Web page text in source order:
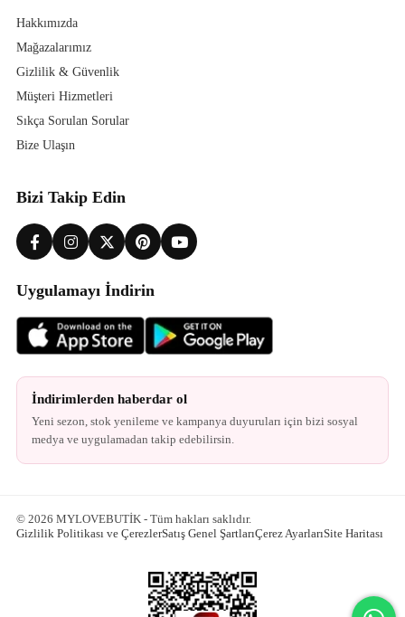
Hakkımızda
Mağazalarımız
Gizlilik & Güvenlik
Müşteri Hizmetleri
Sıkça Sorulan Sorular
Bize Ulaşın
Bizi Takip Edin
Uygulamayı İndirin
İndirimlerden haberdar ol
Yeni sezon, stok yenileme ve kampanya duyuruları için bizi sosyal
medya ve uygulamadan takip edebilirsin.
© 2026 MYLOVEBUTİK - Tüm hakları saklıdır.
Gizlilik Politikası ve ÇerezlerSatış Genel ŞartlarıÇerez AyarlarıSite Haritası